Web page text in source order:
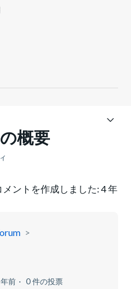
概要
メントを作成しました:4 年
前 0 件の投票